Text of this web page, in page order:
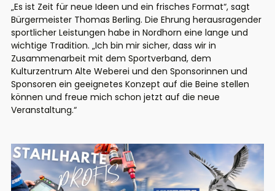
„Es ist Zeit für neue Ideen und ein frisches Format“, sagt
Bürgermeister Thomas Berling. Die Ehrung herausragender
sportlicher Leistungen habe in Nordhorn eine lange und
wichtige Tradition. „Ich bin mir sicher, dass wir in
Zusammenarbeit mit dem Sportverband, dem
Kulturzentrum Alte Weberei und den Sponsorinnen und
Sponsoren ein geeignetes Konzept auf die Beine stellen
können und freue mich schon jetzt auf die neue
Veranstaltung.“